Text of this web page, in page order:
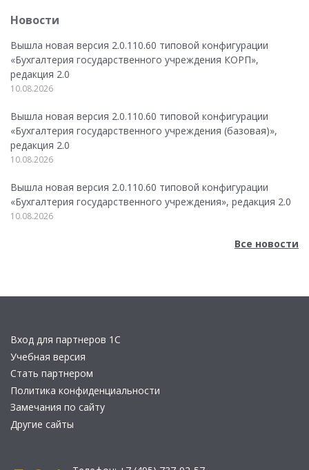
Новости
Вышла новая версия 2.0.110.60 типовой конфигурации
«Бухгалтерия государственного учреждения КОРП»,
редакция 2.0
10.08.2026
Вышла новая версия 2.0.110.60 типовой конфигурации
«Бухгалтерия государственного учреждения (базовая)»,
редакция 2.0
10.08.2026
Вышла новая версия 2.0.110.60 типовой конфигурации
«Бухгалтерия государственного учреждения», редакция 2.0
10.08.2026
Все новости
Вход для партнеров 1С
Учебная версия
Стать партнером
Политика конфиденциальности
Замечания по сайту
Другие сайты